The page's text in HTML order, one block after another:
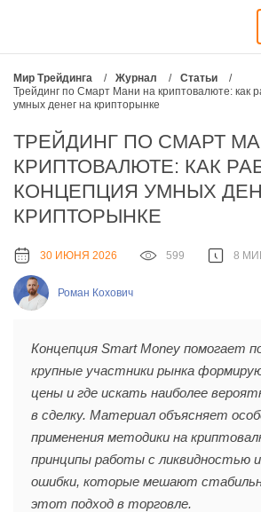
Мир Трейдинга / Журнал / Статьи
/
Трейдинг по Смарт Мани на криптовалюте: как
умных денег на крипторынке
ТРЕЙДИНГ ПО СМАРТ
КРИПТОВАЛЮТЕ: КАК
КОНЦЕПЦИЯ УМНЫХ
КРИПТОРЫНКЕ
30 ИЮНЯ 2026 599 8
Роман Кохович
Концепция Smart Money помогает
крупные участники рынка
цены и где искать наиболее
в сделку. Материал объясняет
применения методики на
принципы работы с ликвидностью
ошибки, которые мешают
этот подход в торговле.